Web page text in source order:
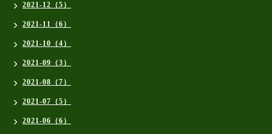
2021-12（5）
2021-11（6）
2021-10（4）
2021-09（3）
2021-08（7）
2021-07（5）
2021-06（6）